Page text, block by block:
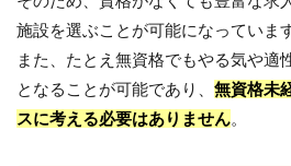
施設を選ぶことが可能になっています
また、たとえ無資格でもやる気や適
となることが可能であり、 無資格未
スに考える必要はありません。